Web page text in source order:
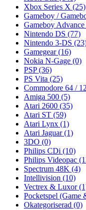
Xbox Series X (25)
Gameboy /
Gameboy Advance
Nintendo DS (77)
Nintendo 3-DS
Gamegear(16)
Nokia N-Gage (0)
PSP(36)
PS Vita (25)
Commodore 64 /
Amiga 500 (5)
Atari 2600 (35)
Atari ST (59)
Atari Lynx (1)
Atari Jaguar(1)
3DO (0)
Philips CDi (10)
Philips Videopac
Spectrum 48K (4)
Intellivision (10)
Vectrex & Luxor
Pocketspel (Game
Okategoriserad (0)